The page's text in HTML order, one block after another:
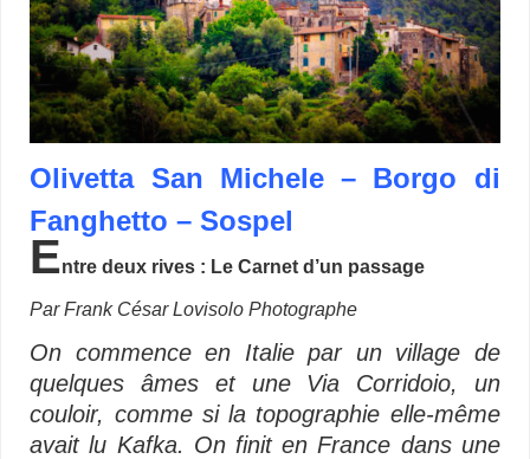
Olivetta San Michele – Borgo di
Fanghetto – Sospel
Entre deux rives : Le Carnet d’un passage
Par Frank César Lovisolo Photographe
On commence en Italie par un village de
quelques âmes et une Via Corridoio, un
couloir, comme si la topographie elle-même
avait lu Kafka. On finit en France dans une